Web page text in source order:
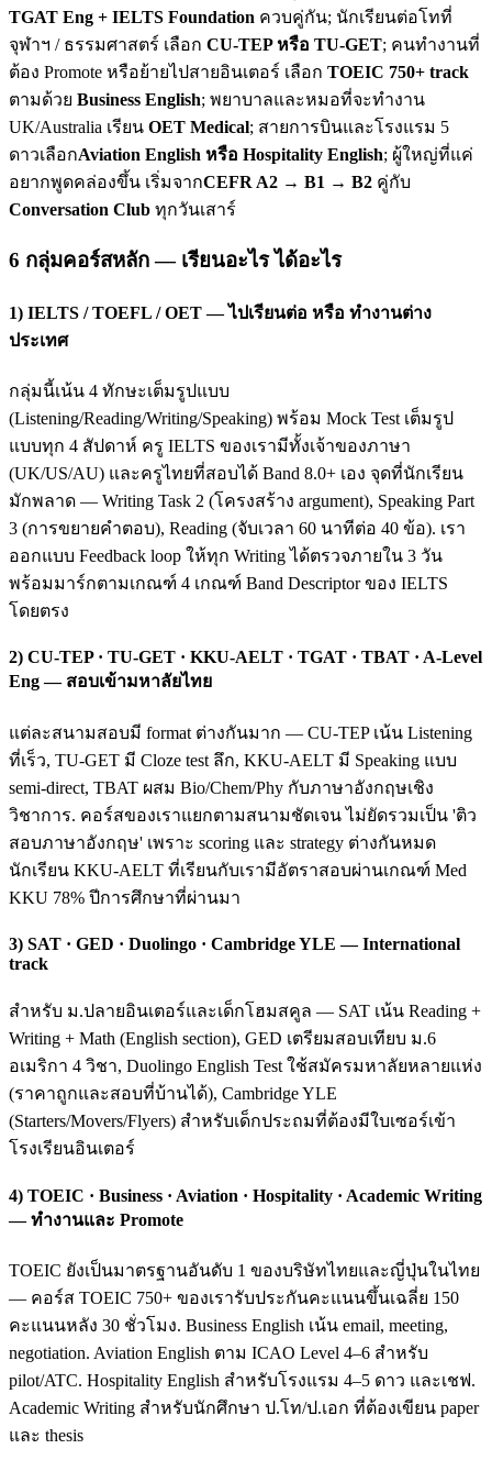
TGAT Eng + IELTS Foundation ควบคู่กัน; นักเรียนต่อโทที่
จุฬาฯ / ธรรมศาสตร์ เลือก CU-TEP หรือ TU-GET; คนทำงานที่
ต้อง Promote หรือย้ายไปสายอินเตอร์ เลือก TOEIC 750+ track
ตามด้วย Business English; พยาบาลและหมอที่จะทำงาน
UK/Australia เรียน OET Medical; สายการบินและโรงแรม 5
ดาวเลือกAviation English หรือ Hospitality English; ผู้ใหญ่ที่แค่
อยากพูดคล่องขึ้น เริ่มจากCEFR A2 → B1 → B2 คู่กับ
Conversation Club ทุกวันเสาร์
6 กลุ่มคอร์สหลัก — เรียนอะไร ได้อะไร
1) IELTS / TOEFL / OET — ไปเรียนต่อ หรือ ทำงานต่าง
ประเทศ
กลุ่มนี้เน้น 4 ทักษะเต็มรูปแบบ
(Listening/Reading/Writing/Speaking) พร้อม Mock Test เต็มรูป
แบบทุก 4 สัปดาห์ ครู IELTS ของเรามีทั้งเจ้าของภาษา
(UK/US/AU) และครูไทยที่สอบได้ Band 8.0+ เอง จุดที่นักเรียน
มักพลาด — Writing Task 2 (โครงสร้าง argument), Speaking Part
3 (การขยายคำตอบ), Reading (จับเวลา 60 นาทีต่อ 40 ข้อ). เรา
ออกแบบ Feedback loop ให้ทุก Writing ได้ตรวจภายใน 3 วัน
พร้อมมาร์กตามเกณฑ์ 4 เกณฑ์ Band Descriptor ของ IELTS
โดยตรง
2) CU-TEP · TU-GET · KKU-AELT · TGAT · TBAT · A-Level
Eng — สอบเข้ามหาลัยไทย
แต่ละสนามสอบมี format ต่างกันมาก — CU-TEP เน้น Listening
ที่เร็ว, TU-GET มี Cloze test ลึก, KKU-AELT มี Speaking แบบ
semi-direct, TBAT ผสม Bio/Chem/Phy กับภาษาอังกฤษเชิง
วิชาการ. คอร์สของเราแยกตามสนามชัดเจน ไม่ยัดรวมเป็น 'ติว
สอบภาษาอังกฤษ' เพราะ scoring และ strategy ต่างกันหมด
นักเรียน KKU-AELT ที่เรียนกับเรามีอัตราสอบผ่านเกณฑ์ Med
KKU 78% ปีการศึกษาที่ผ่านมา
3) SAT · GED · Duolingo · Cambridge YLE — International
track
สำหรับ ม.ปลายอินเตอร์และเด็กโฮมสคูล — SAT เน้น Reading +
Writing + Math (English section), GED เตรียมสอบเทียบ ม.6
อเมริกา 4 วิชา, Duolingo English Test ใช้สมัครมหาลัยหลายแห่ง
(ราคาถูกและสอบที่บ้านได้), Cambridge YLE
(Starters/Movers/Flyers) สำหรับเด็กประถมที่ต้องมีใบเซอร์เข้า
โรงเรียนอินเตอร์
4) TOEIC · Business · Aviation · Hospitality · Academic Writing
— ทำงานและ Promote
TOEIC ยังเป็นมาตรฐานอันดับ 1 ของบริษัทไทยและญี่ปุ่นในไทย
— คอร์ส TOEIC 750+ ของเรารับประกันคะแนนขึ้นเฉลี่ย 150
คะแนนหลัง 30 ชั่วโมง. Business English เน้น email, meeting,
negotiation. Aviation English ตาม ICAO Level 4–6 สำหรับ
pilot/ATC. Hospitality English สำหรับโรงแรม 4–5 ดาว และเชฟ.
Academic Writing สำหรับนักศึกษา ป.โท/ป.เอก ที่ต้องเขียน paper
และ thesis